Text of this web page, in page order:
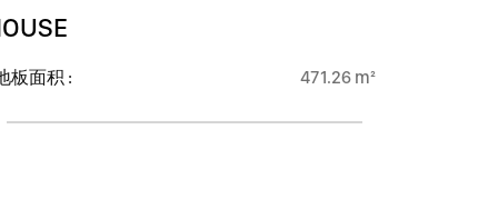
板面积 : 471.26 m²